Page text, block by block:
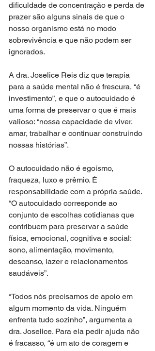
dificuldade de concentração e perda de
prazer são alguns sinais de que o
nosso organismo está no modo
sobrevivência e que não podem ser
ignorados.
A dra. Joselice Reis diz que terapia
para a saúde mental não é frescura, “é
investimento”, e que o autocuidado é
uma forma de preservar o que é mais
valioso: “nossa capacidade de viver,
amar, trabalhar e continuar construindo
nossas histórias”.
O autocuidado não é egoísmo,
fraqueza, luxo e prêmio. É
responsabilidade com a própria saúde.
“O autocuidado corresponde ao
conjunto de escolhas cotidianas que
contribuem para preservar a saúde
física, emocional, cognitiva e social:
sono, alimentação, movimento,
descanso, lazer e relacionamentos
saudáveis”.
“Todos nós precisamos de apoio em
algum momento da vida. Ninguém
enfrenta tudo sozinho”, argumenta a
dra. Joselice. Para ela pedir ajuda não
é fracasso, “é um ato de coragem e